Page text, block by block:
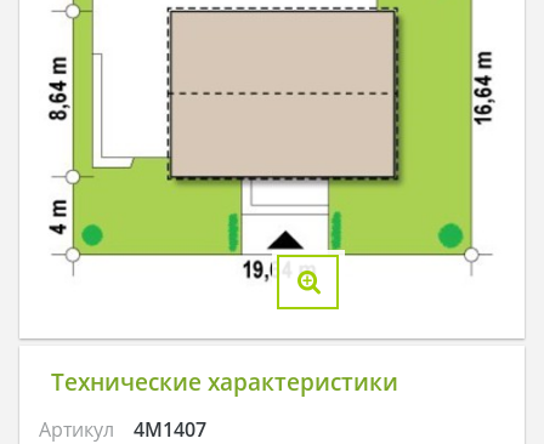
Технические характеристики
Артикул
4M1407